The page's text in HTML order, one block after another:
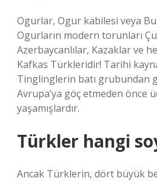
Ogurlar, Ogur kabilesi veya
Ogurların modern torunları
Azerbaycanlılar, Kazaklar ve
Kafkas Türkleridir! Tarihi
Tinglinglerin batı grubundan
Avrupa’ya göç etmeden önce
yaşamışlardır.
Türkler hangi
Ancak Türklerin, dört büyük